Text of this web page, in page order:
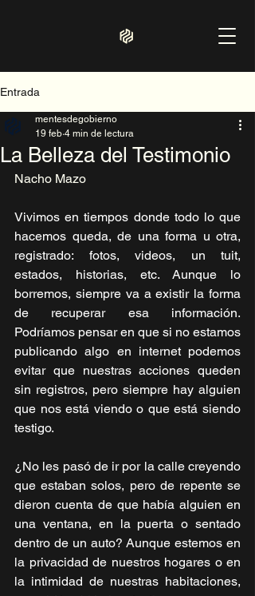
Entrada
La Belleza del Testimonio
mentesdegobierno
19 feb 4 min de lectura
Nacho Mazo
Vivimos en tiempos donde todo lo que
hacemos queda, de una forma u otra,
registrado: fotos, videos, un tuit,
estados, historias, etc. Aunque lo
borremos, siempre va a existir la forma
de recuperar esa información.
Podríamos pensar en que si no estamos
publicando algo en internet podemos
evitar que nuestras acciones queden
sin registros, pero siempre hay alguien
que nos está viendo o que está siendo
testigo.
¿No les pasó de ir por la calle creyendo
que estaban solos, pero de repente se
dieron cuenta de que había alguien en
una ventana, en la puerta o sentado
dentro de un auto? Aunque estemos en
la privacidad de nuestros hogares o en
la intimidad de nuestras habitaciones,